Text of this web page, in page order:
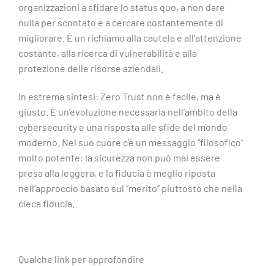
organizzazioni a sfidare lo status quo, a non dare
nulla per scontato e a cercare costantemente di
migliorare. È un richiamo alla cautela e all’attenzione
costante, alla ricerca di vulnerabilità e alla
protezione delle risorse aziendali.
In estrema sintesi: Zero Trust non è facile, ma è
giusto. È un’evoluzione necessaria nell’ambito della
cybersecurity e una risposta alle sfide del mondo
moderno. Nel suo cuore c’è un messaggio “filosofico”
molto potente: la sicurezza non può mai essere
presa alla leggera, e la fiducia è meglio riposta
nell’approccio basato sul “merito” piuttosto che nella
cieca fiducia.
Qualche link per approfondire